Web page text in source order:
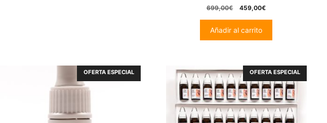
0
o
o
f
5
699,00€
El
era:
459,00€El
Añadir al carrito
OFERTA ESPECIAL OFERTA ESPECIAL